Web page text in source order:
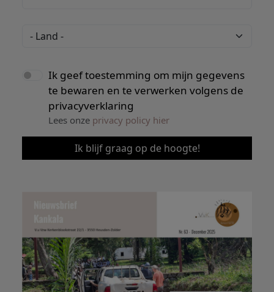
Land
Land
Ik geef toestemming om mijn gegevens
te bewaren en te verwerken volgens de
privacyverklaring
Lees onze privacy policy hier
Ik blijf graag op de hoogte!